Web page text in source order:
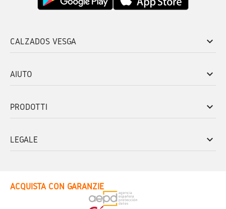
CALZADOS VESGA keyboard_arrow_down
AIUTO keyboard_arrow_down
PRODOTTI keyboard_arrow_down
LEGALE keyboard_arrow_down
ACQUISTA CON GARANZIE